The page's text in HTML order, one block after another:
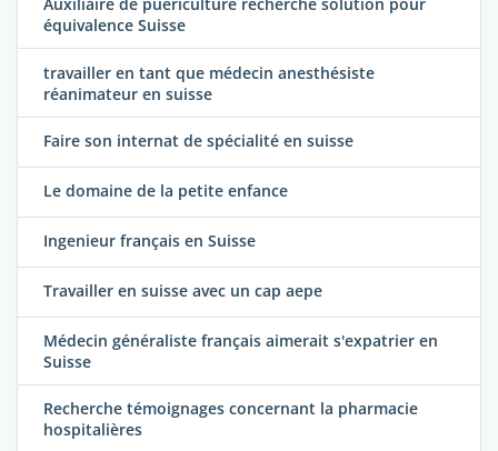
équivalence Suisse
travailler en tant que médecin anesthésiste
réanimateur en suisse
Faire son internat de spécialité en suisse
Le domaine de la petite enfance
Ingenieur français en Suisse
Travailler en suisse avec un cap aepe
Médecin généraliste français aimerait s'expatrier en
Suisse
Recherche témoignages concernant la pharmacie
hospitalières